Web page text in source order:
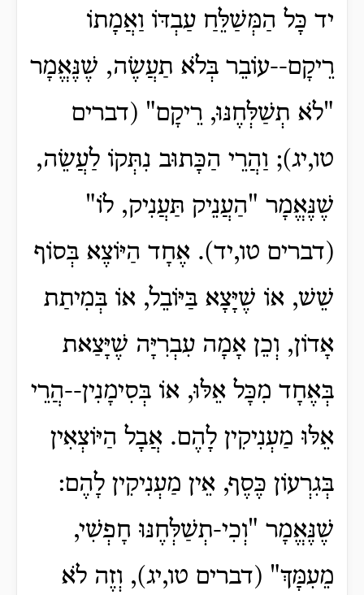
יד כָּל הַמְּשַׁלֵּחַ עַבְדּוֹ וַאֲמָתוֹ
רֵיקָם--עוֹבֵר בְּלֹא תַעֲשֶׂה, שֶׁנֶּאֱמָר
"לֹא תְשַׁלְּחֶנּוּ, רֵיקָם" (דברים
טו,יג); וַהֲרֵי הַכָּתוּב נִתְּקוֹ לַעֲשֵׂה,
שֶׁנֶּאֱמָר "הַעֲנֵיק תַּעֲנִיק, לוֹ"
(דברים טו,יד). אֶחָד הַיּוֹצֶא בְּסוֹף
שֵׁשׁ, אוֹ שֶׁיָּצָא בַּיּוֹבֵל, אוֹ בְּמִיתַת
אָדוֹן, וְכֵן אָמָה עִבְרִיָּה שֶׁיָּצַאת
בְּאֶחָד מִכָּל אֵלּוּ, אוֹ בְּסִימָנִין--הֲרֵי
אֵלּוּ מַעְנִיקִין לָהֶם. אֲבָל הַיּוֹצְאִין
בְּגִרְעוֹן כֶּסֶף, אֵין מַעְנִיקִין לָהֶם:
שֶׁנֶּאֱמָר "וְכִי-תְשַׁלְּחֶנּוּ חָפְשִׁי,
מֵעִמָּךְ" (דברים טו,יג), וְזֶה לֹא